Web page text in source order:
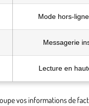
Mode hors-
Messagerie
Lecture en
vos informations de